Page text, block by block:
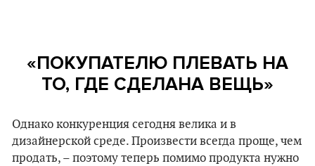
«ПОКУПАТЕЛЮ ПЛЕВАТЬ НА
ТО, ГДЕ СДЕЛАНА ВЕЩЬ»
Однако конкуренция сегодня велика и в
дизайнерской среде. Произвести всегда проще, чем
продать, – поэтому теперь помимо продукта нужно